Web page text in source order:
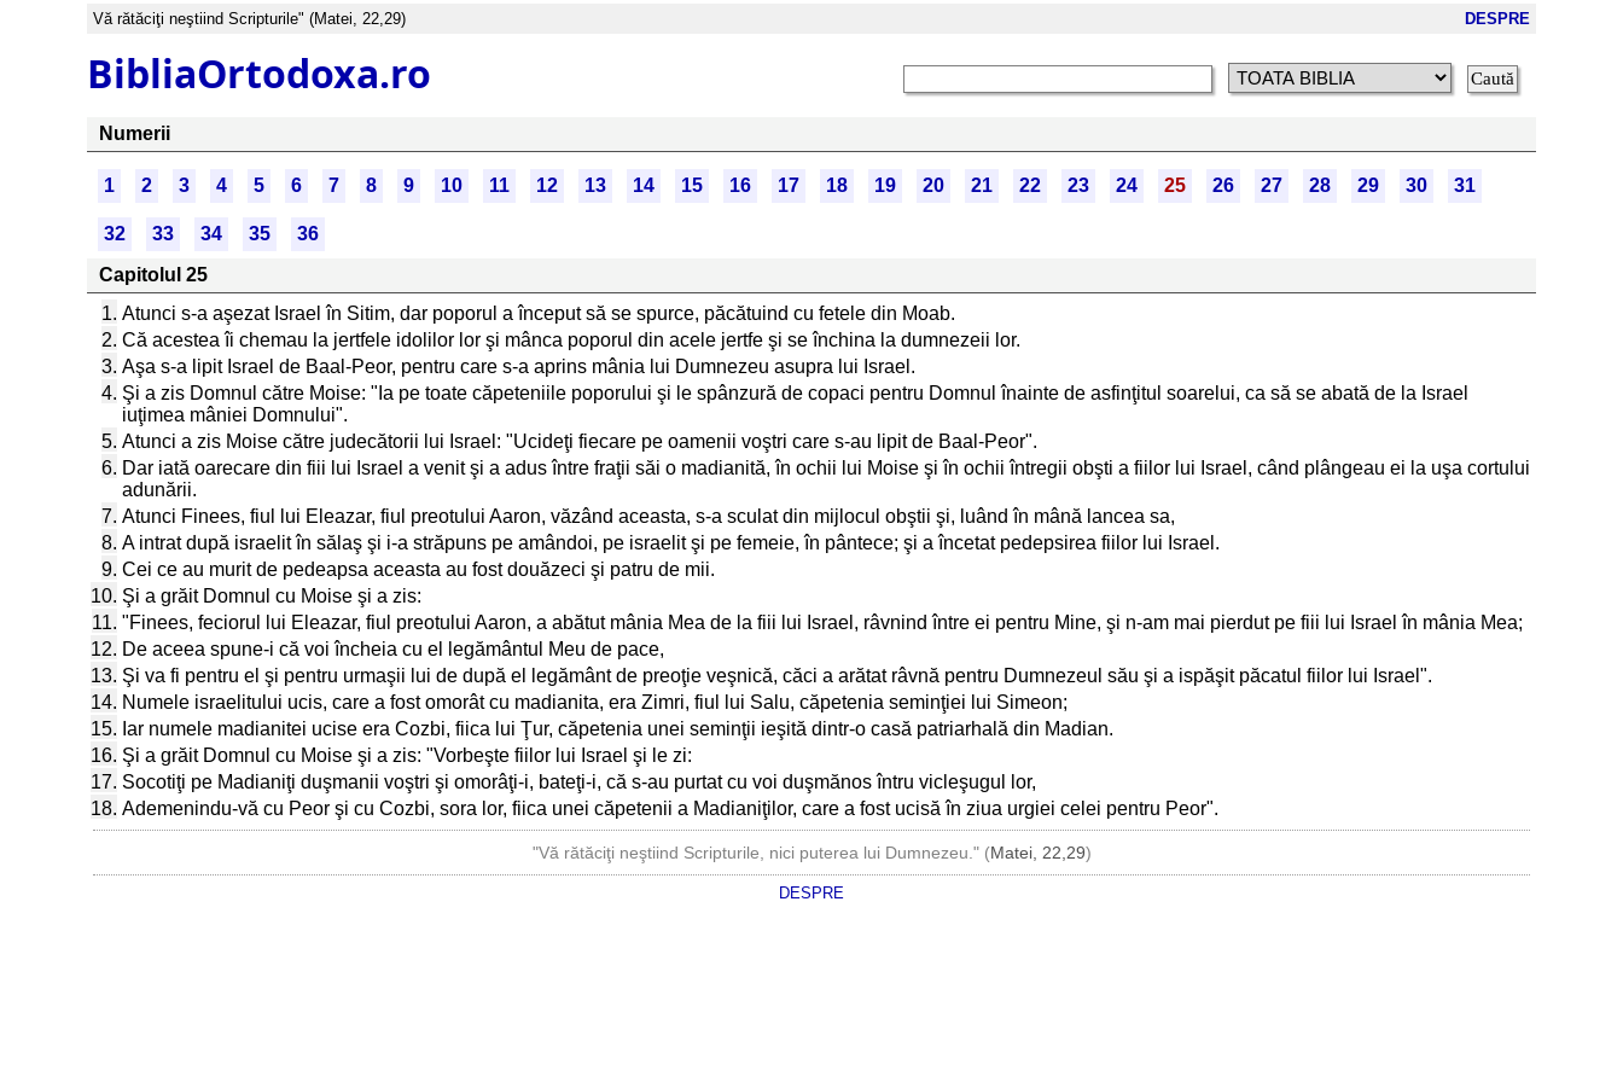
Vă rătăciţi neştiind Scripturile" (Matei, 22,29) DESPRE
BibliaOrtodoxa.ro
Numerii
1 2 3 4 5 6 7 8 9 10 11 12 13 14 15 16 17 18 19 20 21 22 23 24 25 26 27 28 29 30 31
32 33 34 35
36
Capitolul 25
1. Atunci s-a aşezat Israel în Sitim, dar poporul a început să se spurce, păcătuind cu fetele din Moab.
2. Că acestea îi chemau la jertfele idolilor lor şi mânca poporul din acele jertfe şi se închina la dumnezeii lor.
3. Aşa s-a lipit Israel de Baal-Peor, pentru care s-a aprins mânia lui Dumnezeu asupra lui Israel.
4. Şi a zis Domnul către Moise: "Ia pe toate căpeteniile poporului şi le spânzură de copaci pentru Domnul înainte de asfinţitul soarelui, ca să se abată de la Israel
iuţimea mâniei Domnului".
5. Atunci a zis Moise către judecătorii lui Israel: "Ucideţi fiecare pe oamenii voştri care s-au lipit de Baal-Peor".
6. Dar iată oarecare din fiii lui Israel a venit şi a adus între fraţii săi o madianită, în ochii lui Moise şi în ochii întregii obşti a fiilor lui Israel, când plângeau ei la uşa cortului
adunării.
7. Atunci Finees, fiul lui Eleazar, fiul preotului Aaron, văzând aceasta, s-a sculat din mijlocul obştii şi, luând în mână lancea sa,
8. A intrat după israelit în sălaş şi i-a străpuns pe amândoi, pe israelit şi pe femeie, în pântece; şi a încetat pedepsirea fiilor lui Israel.
9. Cei ce au murit de pedeapsa aceasta au fost douăzeci şi patru de mii.
10. Şi a grăit Domnul cu Moise şi a zis:
11. "Finees, feciorul lui Eleazar, fiul preotului Aaron, a abătut mânia Mea de la fiii lui Israel, râvnind între ei pentru Mine, şi n-am mai pierdut pe fiii lui Israel în mânia Mea;
12. De aceea spune-i că voi încheia cu el legământul Meu de pace,
13. Şi va fi pentru el şi pentru urmaşii lui de după el legământ de preoţie veşnică, căci a arătat râvnă pentru Dumnezeul său şi a ispăşit păcatul fiilor lui Israel".
14. Numele israelitului ucis, care a fost omorât cu madianita, era Zimri, fiul lui Salu, căpetenia seminţiei lui Simeon;
15. Iar numele madianitei ucise era Cozbi, fiica lui Ţur, căpetenia unei seminţii ieşită dintr-o casă patriarhală din Madian.
16. Şi a grăit Domnul cu Moise şi a zis: "Vorbeşte fiilor lui Israel şi le zi:
17. Socotiţi pe Madianiţi duşmanii voştri şi omorâţi-i, bateţi-i, că s-au purtat cu voi duşmănos întru vicleşugul lor,
18. Ademenindu-vă cu Peor şi cu Cozbi, sora lor, fiica unei căpetenii a Madianiţilor, care a fost ucisă în ziua urgiei celei pentru Peor".
"Vă rătăciţi neştiind Scripturile, nici puterea lui Dumnezeu." (Matei, 22,29)
DESPRE